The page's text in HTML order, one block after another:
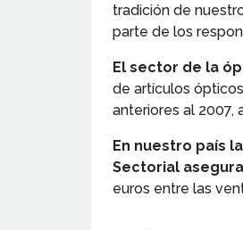
tradición de
parte de los
El sector de la
de artículos
anteriores al 2007,
En nuestro país
Sectorial
euros entre las